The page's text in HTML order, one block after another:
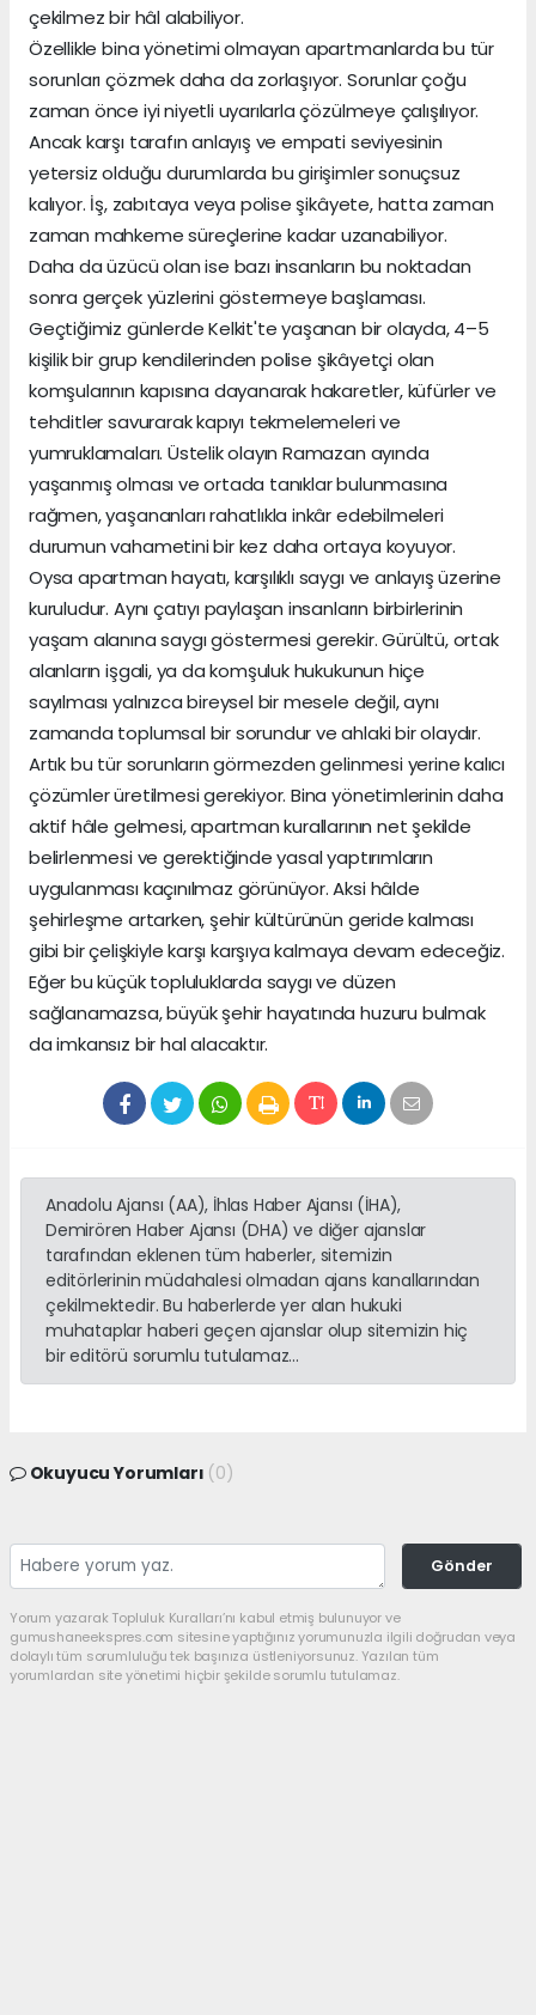
çekilmez bir hâl alabiliyor.
Özellikle bina yönetimi olmayan apartmanlarda bu tür
sorunları çözmek daha da zorlaşıyor. Sorunlar çoğu
zaman önce iyi niyetli uyarılarla çözülmeye çalışılıyor.
Ancak karşı tarafın anlayış ve empati seviyesinin
yetersiz olduğu durumlarda bu girişimler sonuçsuz
kalıyor. İş, zabıtaya veya polise şikâyete, hatta zaman
zaman mahkeme süreçlerine kadar uzanabiliyor.
Daha da üzücü olan ise bazı insanların bu noktadan
sonra gerçek yüzlerini göstermeye başlaması.
Geçtiğimiz günlerde Kelkit'te yaşanan bir olayda, 4–5
kişilik bir grup kendilerinden polise şikâyetçi olan
komşularının kapısına dayanarak hakaretler, küfürler ve
tehditler savurarak kapıyı tekmelemeleri ve
yumruklamaları. Üstelik olayın Ramazan ayında
yaşanmış olması ve ortada tanıklar bulunmasına
rağmen, yaşananları rahatlıkla inkâr edebilmeleri
durumun vahametini bir kez daha ortaya koyuyor.
Oysa apartman hayatı, karşılıklı saygı ve anlayış üzerine
kuruludur. Aynı çatıyı paylaşan insanların birbirlerinin
yaşam alanına saygı göstermesi gerekir. Gürültü, ortak
alanların işgali, ya da komşuluk hukukunun hiçe
sayılması yalnızca bireysel bir mesele değil, aynı
zamanda toplumsal bir sorundur ve ahlaki bir olaydır.
Artık bu tür sorunların görmezden gelinmesi yerine kalıcı
çözümler üretilmesi gerekiyor. Bina yönetimlerinin daha
aktif hâle gelmesi, apartman kurallarının net şekilde
belirlenmesi ve gerektiğinde yasal yaptırımların
uygulanması kaçınılmaz görünüyor. Aksi hâlde
şehirleşme artarken, şehir kültürünün geride kalması
gibi bir çelişkiyle karşı karşıya kalmaya devam edeceğiz.
Eğer bu küçük topluluklarda saygı ve düzen
sağlanamazsa, büyük şehir hayatında huzuru bulmak
da imkansız bir hal alacaktır.
Anadolu Ajansı (AA), İhlas Haber Ajansı (İHA),
Demirören Haber Ajansı (DHA) ve diğer ajanslar
tarafından eklenen tüm haberler, sitemizin
editörlerinin müdahalesi olmadan ajans kanallarından
çekilmektedir. Bu haberlerde yer alan hukuki
muhataplar haberi geçen ajanslar olup sitemizin hiç
bir editörü sorumlu tutulamaz...
Okuyucu Yorumları (0)
Gönder
Yorum yazarak Topluluk Kuralları’nı kabul etmiş bulunuyor ve
gumushaneekspres.com sitesine yaptığınız yorumunuzla ilgili doğrudan veya
dolaylı tüm sorumluluğu tek başınıza üstleniyorsunuz. Yazılan tüm
yorumlardan site yönetimi hiçbir şekilde sorumlu tutulamaz.